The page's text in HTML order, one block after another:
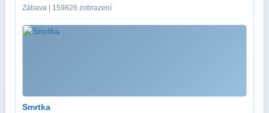
Zábava | 159826 zobrazení
Smrtka